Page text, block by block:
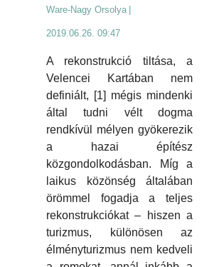
Ware-Nagy Orsolya |
2019.06.26. 09:47
A rekonstrukció tiltása, a
Velencei Kartában nem
definiált, [1] mégis mindenki
által tudni vélt dogma
rendkívül mélyen gyökerezik
a hazai építész
közgondolkodásban. Míg a
laikus közönség általában
örömmel fogadja a teljes
rekonstrukciókat – hiszen a
turizmus, különösen az
élményturizmus nem kedveli